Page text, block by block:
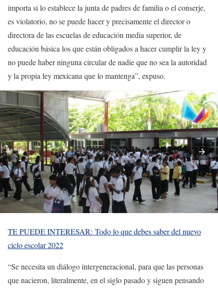
importa si lo establece la junta de padres de familia o el conserje,
es violatorio, no se puede hacer y precisamente el director o
directora de las escuelas de educación media superior, de
educación básica los que están obligados a hacer cumplir la ley y
no puede haber ninguna circular de nadie que no sea la autoridad
y la propia ley mexicana que lo mantenga”, expuso.
TE PUEDE INTERESAR: Todo lo que debes saber del nuevo
ciclo escolar 2022
“Se necesita un diálogo intergeneracional, para que las personas
que nacieron, literalmente, en el siglo pasado y siguen pensando